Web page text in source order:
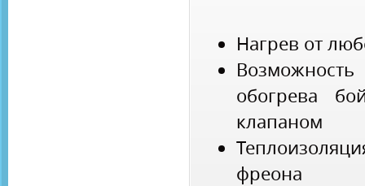
Нагрев от
обогрева
клапаном
фреона